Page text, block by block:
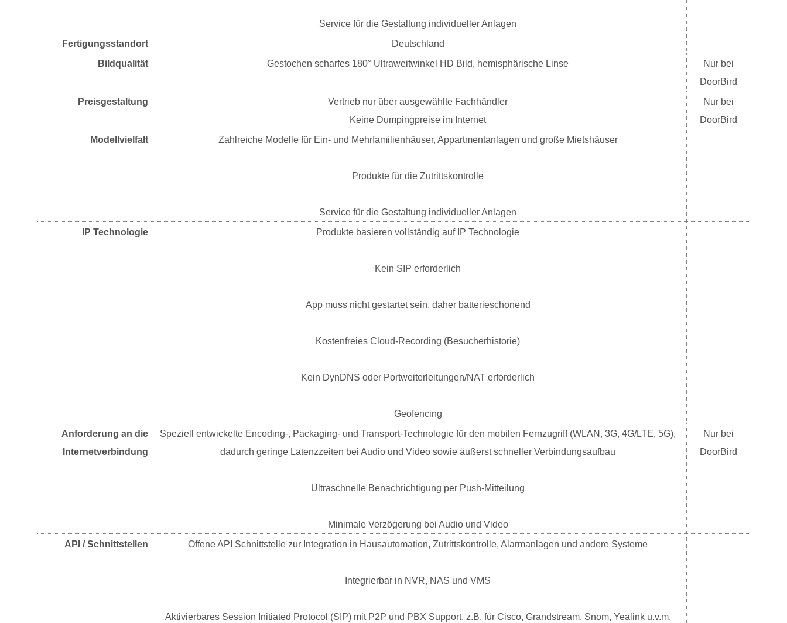
Service für die Gestaltung individueller Anlagen
Fertigungsstandort
Deutschland
Bildqualität
Gestochen scharfes 180° Ultraweitwinkel HD Bild, hemisphärische Linse
Nur bei
DoorBird
Preisgestaltung
Vertrieb nur über ausgewählte Fachhändler
Keine Dumpingpreise im Internet
Nur bei
DoorBird
Modellvielfalt
Zahlreiche Modelle für Ein- und Mehrfamilienhäuser, Appartmentanlagen und große Mietshäuser
Produkte für die Zutrittskontrolle
Service für die Gestaltung individueller Anlagen
IP Technologie
Produkte basieren vollständig auf IP Technologie
Kein SIP erforderlich
App muss nicht gestartet sein, daher batterieschonend
Kostenfreies Cloud-Recording (Besucherhistorie)
Kein DynDNS oder Portweiterleitungen/NAT erforderlich
Geofencing
Anforderung an die
Internetverbindung
Speziell entwickelte Encoding-, Packaging- und Transport-Technologie für den mobilen Fernzugriff (WLAN, 3G, 4G/LTE, 5G),
dadurch geringe Latenzzeiten bei Audio und Video sowie äußerst schneller Verbindungsaufbau
Ultraschnelle Benachrichtigung per Push-Mitteilung
Minimale Verzögerung bei Audio und Video
Nur bei
DoorBird
API / Schnittstellen Offene API Schnittstelle zur Integration in Hausautomation, Zutrittskontrolle, Alarmanlagen und andere Systeme
Integrierbar in NVR, NAS und VMS
Aktivierbares Session Initiated Protocol (SIP) mit P2P und PBX Support, z.B. für Cisco, Grandstream, Snom, Yealink u.v.m.